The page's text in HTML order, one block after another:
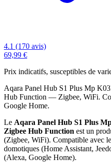
4.1 (170 avis)
69,99 €
Prix indicatifs, susceptibles de
Aqara Panel Hub S1 Plus Mp
Hub Function — Zigbee, WiFi.
Google Home.
Le Aqara Panel Hub S1 Plus
Zigbee Hub Function est un
(Zigbee, WiFi). Compatible avec
domotiques (Home Assistant,
(Alexa, Google Home).